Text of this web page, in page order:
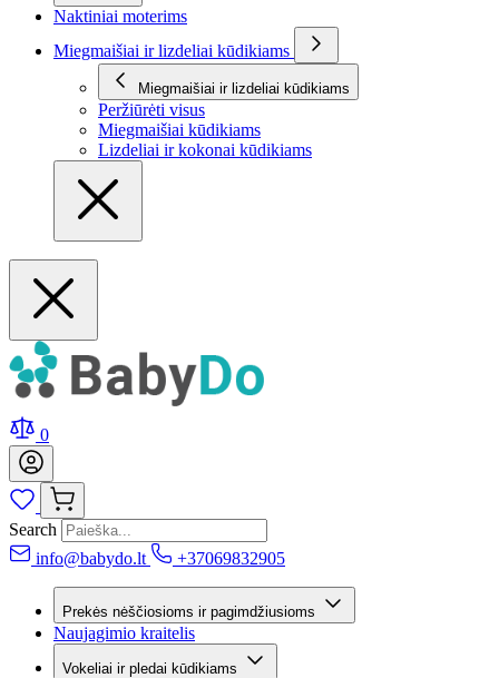
Naktiniai moterims
Miegmaišiai ir lizdeliai kūdikiams
Miegmaišiai ir lizdeliai kūdikiams
Peržiūrėti visus
Miegmaišiai kūdikiams
Lizdeliai ir kokonai kūdikiams
0
Search
info@babydo.lt
+37069832905
Prekės nėščiosioms ir pagimdžiusioms
Naujagimio kraitelis
Vokeliai ir pledai kūdikiams